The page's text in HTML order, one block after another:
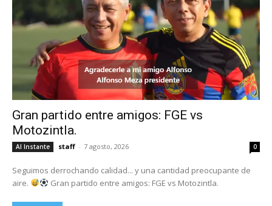
Gran partido entre amigos: FGE vs
Motozintla.
Al Instante staff - 7 agosto, 2026 0
Seguimos derrochando calidad... y una cantidad preocupante de
aire.
Gran partido entre amigos: FGE vs Motozintla.